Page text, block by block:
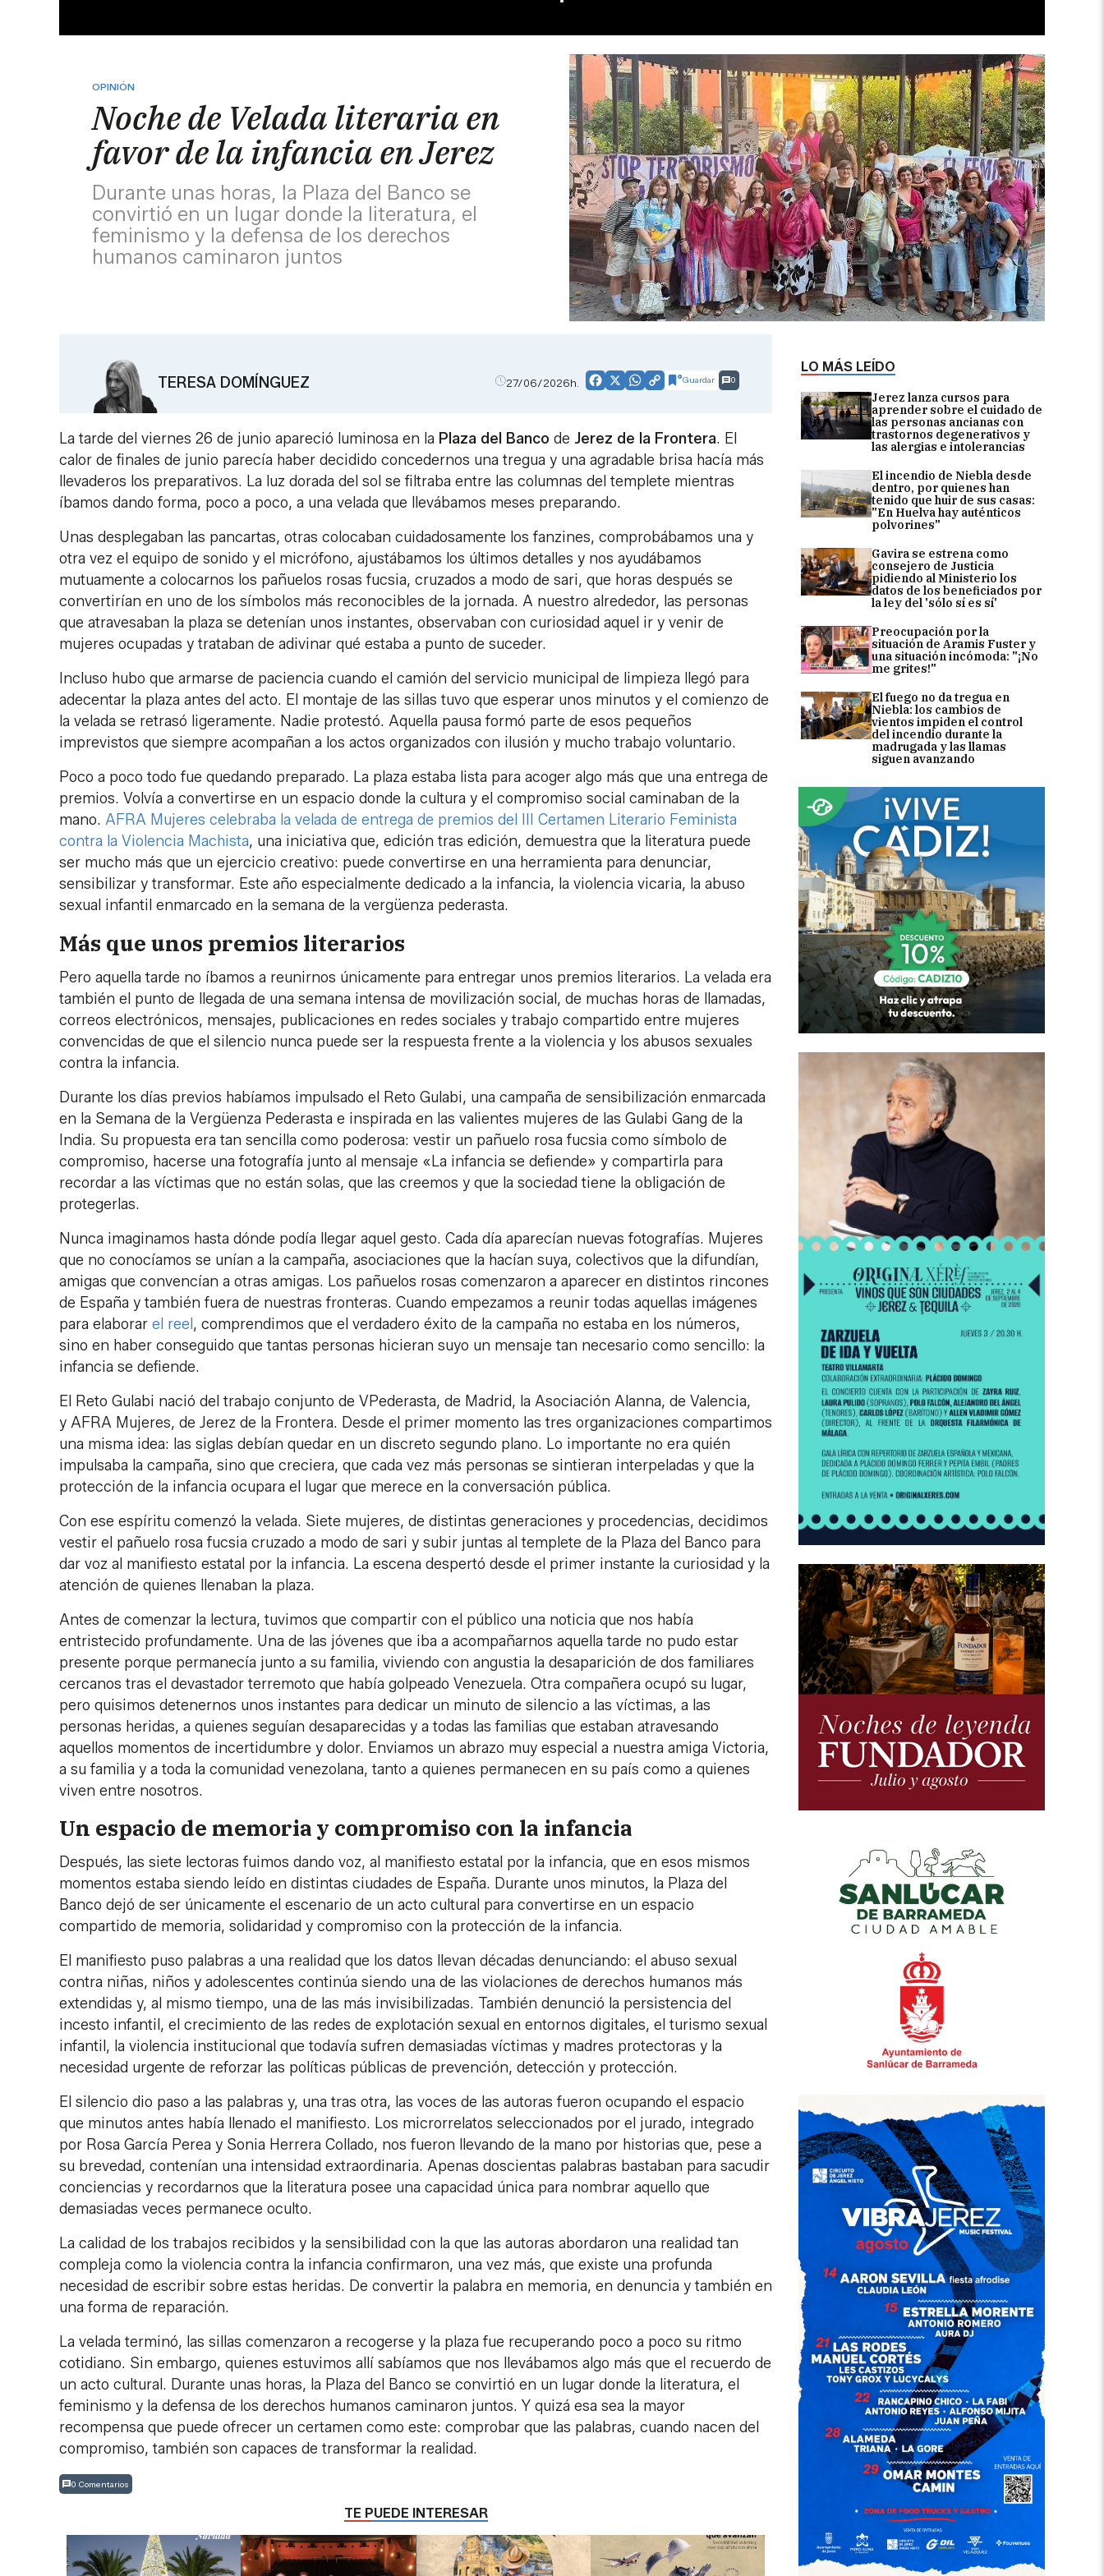
OPINIÓN
Noche de Velada literaria en
favor de la infancia en Jerez
Durante unas horas, la Plaza del Banco se
convirtió en un lugar donde la literatura, el
feminismo y la defensa de los derechos
humanos caminaron juntos
LO MÁS LEÍDO
Jerez lanza cursos para
aprender sobre el cuidado de
las personas ancianas con
trastornos degenerativos y
las alergias e intolerancias
El incendio de Niebla desde
dentro, por quienes han
tenido que huir de sus casas:
"En Huelva hay auténticos
polvorines"
Gavira se estrena como
consejero de Justicia
pidiendo al Ministerio los
datos de los beneficiados por
la ley del 'sólo sí es sí'
Preocupación por la
situación de Aramis Fuster y
una situación incómoda: "¡No
me grites!"
El fuego no da tregua en
Niebla: los cambios de
vientos impiden el control
del incendio durante la
madrugada y las llamas
siguen avanzando
TERESA DOMÍNGUEZ 27/06/2026h. Facebook
X WhatsApp
CopyGuardar 0
La tarde del viernes 26 de junio apareció luminosa en la Plaza del Banco de Jerez de la Frontera. El
calor de finales de junio parecía haber decidido concedernos una tregua y una agradable brisa hacía más
llevaderos los preparativos. La luz dorada del sol se filtraba entre las columnas del templete mientras
íbamos dando forma, poco a poco, a una velada que llevábamos meses preparando.
Unas desplegaban las pancartas, otras colocaban cuidadosamente los fanzines, comprobábamos una y
otra vez el equipo de sonido y el micrófono, ajustábamos los últimos detalles y nos ayudábamos
mutuamente a colocarnos los pañuelos rosas fucsia, cruzados a modo de sari, que horas después se
convertirían en uno de los símbolos más reconocibles de la jornada. A nuestro alrededor, las personas
que atravesaban la plaza se detenían unos instantes, observaban con curiosidad aquel ir y venir de
mujeres ocupadas y trataban de adivinar qué estaba a punto de suceder.
Incluso hubo que armarse de paciencia cuando el camión del servicio municipal de limpieza llegó para
adecentar la plaza antes del acto. El montaje de las sillas tuvo que esperar unos minutos y el comienzo de
la velada se retrasó ligeramente. Nadie protestó. Aquella pausa formó parte de esos pequeños
imprevistos que siempre acompañan a los actos organizados con ilusión y mucho trabajo voluntario.
Poco a poco todo fue quedando preparado. La plaza estaba lista para acoger algo más que una entrega de
premios. Volvía a convertirse en un espacio donde la cultura y el compromiso social caminaban de la
mano. AFRA Mujeres celebraba la velada de entrega de premios del III Certamen Literario Feminista
contra la Violencia Machista, una iniciativa que, edición tras edición, demuestra que la literatura puede
ser mucho más que un ejercicio creativo: puede convertirse en una herramienta para denunciar,
sensibilizar y transformar. Este año especialmente dedicado a la infancia, la violencia vicaria, la abuso
sexual infantil enmarcado en la semana de la vergüenza pederasta.
Más que unos premios literarios
Pero aquella tarde no íbamos a reunirnos únicamente para entregar unos premios literarios. La velada era
también el punto de llegada de una semana intensa de movilización social, de muchas horas de llamadas,
correos electrónicos, mensajes, publicaciones en redes sociales y trabajo compartido entre mujeres
convencidas de que el silencio nunca puede ser la respuesta frente a la violencia y los abusos sexuales
contra la infancia.
Durante los días previos habíamos impulsado el Reto Gulabi, una campaña de sensibilización enmarcada
en la Semana de la Vergüenza Pederasta e inspirada en las valientes mujeres de las Gulabi Gang de la
India. Su propuesta era tan sencilla como poderosa: vestir un pañuelo rosa fucsia como símbolo de
compromiso, hacerse una fotografía junto al mensaje «La infancia se defiende» y compartirla para
recordar a las víctimas que no están solas, que las creemos y que la sociedad tiene la obligación de
protegerlas.
Nunca imaginamos hasta dónde podía llegar aquel gesto. Cada día aparecían nuevas fotografías. Mujeres
que no conocíamos se unían a la campaña, asociaciones que la hacían suya, colectivos que la difundían,
amigas que convencían a otras amigas. Los pañuelos rosas comenzaron a aparecer en distintos rincones
de España y también fuera de nuestras fronteras. Cuando empezamos a reunir todas aquellas imágenes
para elaborar el reel , comprendimos que el verdadero éxito de la campaña no estaba en los números,
sino en haber conseguido que tantas personas hicieran suyo un mensaje tan necesario como sencillo: la
infancia se defiende.
El Reto Gulabi nació del trabajo conjunto de VPederasta, de Madrid, la Asociación Alanna, de Valencia,
y AFRA Mujeres, de Jerez de la Frontera. Desde el primer momento las tres organizaciones compartimos
una misma idea: las siglas debían quedar en un discreto segundo plano. Lo importante no era quién
impulsaba la campaña, sino que creciera, que cada vez más personas se sintieran interpeladas y que la
protección de la infancia ocupara el lugar que merece en la conversación pública.
Con ese espíritu comenzó la velada. Siete mujeres, de distintas generaciones y procedencias, decidimos
vestir el pañuelo rosa fucsia cruzado a modo de sari y subir juntas al templete de la Plaza del Banco para
dar voz al manifiesto estatal por la infancia. La escena despertó desde el primer instante la curiosidad y la
atención de quienes llenaban la plaza.
Antes de comenzar la lectura, tuvimos que compartir con el público una noticia que nos había
entristecido profundamente. Una de las jóvenes que iba a acompañarnos aquella tarde no pudo estar
presente porque permanecía junto a su familia, viviendo con angustia la desaparición de dos familiares
cercanos tras el devastador terremoto que había golpeado Venezuela. Otra compañera ocupó su lugar,
pero quisimos detenernos unos instantes para dedicar un minuto de silencio a las víctimas, a las
personas heridas, a quienes seguían desaparecidas y a todas las familias que estaban atravesando
aquellos momentos de incertidumbre y dolor. Enviamos un abrazo muy especial a nuestra amiga Victoria,
a su familia y a toda la comunidad venezolana, tanto a quienes permanecen en su país como a quienes
viven entre nosotros.
Un espacio de memoria y compromiso con la infancia
Después, las siete lectoras fuimos dando voz, al manifiesto estatal por la infancia, que en esos mismos
momentos estaba siendo leído en distintas ciudades de España. Durante unos minutos, la Plaza del
Banco dejó de ser únicamente el escenario de un acto cultural para convertirse en un espacio
compartido de memoria, solidaridad y compromiso con la protección de la infancia.
El manifiesto puso palabras a una realidad que los datos llevan décadas denunciando: el abuso sexual
contra niñas, niños y adolescentes continúa siendo una de las violaciones de derechos humanos más
extendidas y, al mismo tiempo, una de las más invisibilizadas. También denunció la persistencia del
incesto infantil, el crecimiento de las redes de explotación sexual en entornos digitales, el turismo sexual
infantil, la violencia institucional que todavía sufren demasiadas víctimas y madres protectoras y la
necesidad urgente de reforzar las políticas públicas de prevención, detección y protección.
El silencio dio paso a las palabras y, una tras otra, las voces de las autoras fueron ocupando el espacio
que minutos antes había llenado el manifiesto. Los microrrelatos seleccionados por el jurado, integrado
por Rosa García Perea y Sonia Herrera Collado, nos fueron llevando de la mano por historias que, pese a
su brevedad, contenían una intensidad extraordinaria. Apenas doscientas palabras bastaban para sacudir
conciencias y recordarnos que la literatura posee una capacidad única para nombrar aquello que
demasiadas veces permanece oculto.
La calidad de los trabajos recibidos y la sensibilidad con la que las autoras abordaron una realidad tan
compleja como la violencia contra la infancia confirmaron, una vez más, que existe una profunda
necesidad de escribir sobre estas heridas. De convertir la palabra en memoria, en denuncia y también en
una forma de reparación.
La velada terminó, las sillas comenzaron a recogerse y la plaza fue recuperando poco a poco su ritmo
cotidiano. Sin embargo, quienes estuvimos allí sabíamos que nos llevábamos algo más que el recuerdo de
un acto cultural. Durante unas horas, la Plaza del Banco se convirtió en un lugar donde la literatura, el
feminismo y la defensa de los derechos humanos caminaron juntos. Y quizá esa sea la mayor
recompensa que puede ofrecer un certamen como este: comprobar que las palabras, cuando nacen del
compromiso, también son capaces de transformar la realidad.
0 Comentarios
TE PUEDE INTERESAR